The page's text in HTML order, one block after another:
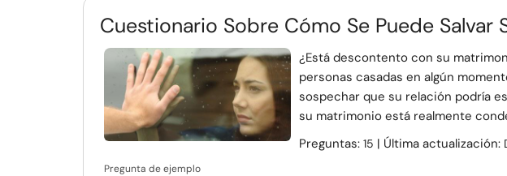
Cuestionario Sobre Cómo Se Puede Salvar
¿Está descontento con su
personas casadas en algún
sospechar que su relación podría
su matrimonio está realmente
Preguntas: 15 | Última actualización:
Pregunta de ejemplo